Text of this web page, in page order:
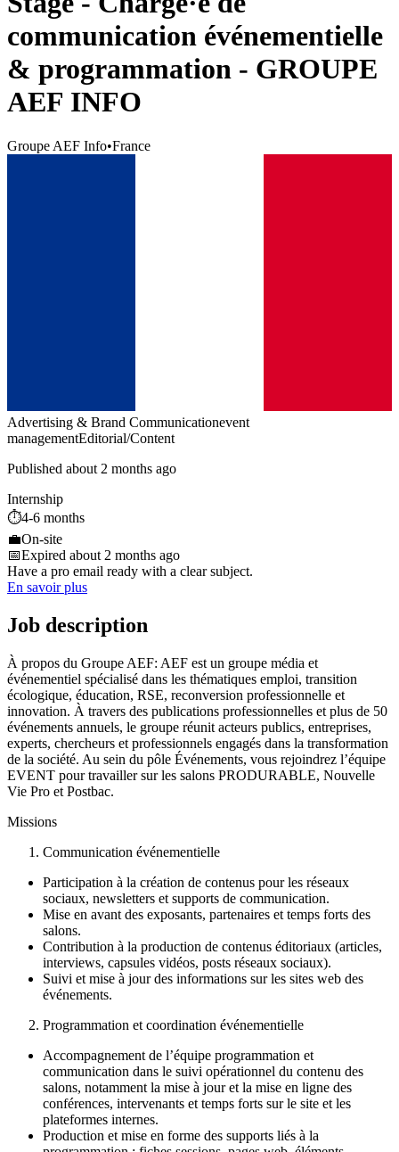
communication événementielle
& programmation - GROUPE
AEF INFO
Groupe AEF Info•France
Advertising & Brand Communicationevent
managementEditorial/Content
Published about 2 months ago
Internship
⏱️4-6 months
💼On-site
📅Expired about 2 months ago
Have a pro email ready with a clear subject.
En savoir plus
Job description
À propos du Groupe AEF: AEF est un groupe média et
événementiel spécialisé dans les thématiques emploi, transition
écologique, éducation, RSE, reconversion professionnelle et
innovation. À travers des publications professionnelles et plus de 50
événements annuels, le groupe réunit acteurs publics, entreprises,
experts, chercheurs et professionnels engagés dans la transformation
de la société. Au sein du pôle Événements, vous rejoindrez l’équipe
EVENT pour travailler sur les salons PRODURABLE, Nouvelle
Vie Pro et Postbac.
Missions
Communication événementielle
Participation à la création de contenus pour les réseaux
sociaux, newsletters et supports de communication.
Mise en avant des exposants, partenaires et temps forts des
salons.
Contribution à la production de contenus éditoriaux (articles,
interviews, capsules vidéos, posts réseaux sociaux).
Suivi et mise à jour des informations sur les sites web des
événements.
Programmation et coordination événementielle
Accompagnement de l’équipe programmation et
communication dans le suivi opérationnel du contenu des
salons, notamment la mise à jour et la mise en ligne des
conférences, intervenants et temps forts sur le site et les
plateformes internes.
Production et mise en forme des supports liés à la